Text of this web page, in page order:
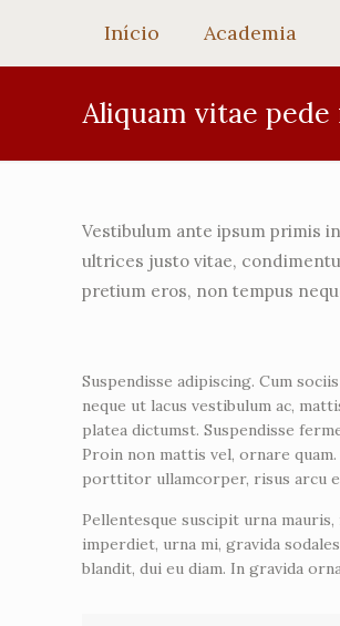
Início Academia
Aliquam vitae
Vestibulum ante ipsum primis
ultrices justo vitae,
pretium eros, non tempus
Suspendisse adipiscing. Cum
neque ut lacus vestibulum ac,
platea dictumst. Suspendisse
Proin non mattis vel, ornare
porttitor ullamcorper, risus arcu
Pellentesque suscipit urna
imperdiet, urna mi, gravida
blandit, dui eu diam. In gravida